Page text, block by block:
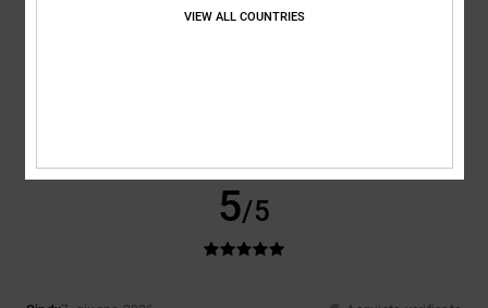
5/5
VIEW ALL COUNTRIES